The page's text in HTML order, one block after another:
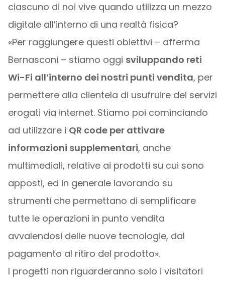
ciascuno di noi vive quando utilizza un mezzo
digitale all’interno di una realtà fisica?
«Per raggiungere questi obiettivi – afferma
Bernasconi – stiamo oggi sviluppando reti
Wi-Fi all’interno dei nostri punti vendita, per
permettere alla clientela di usufruire dei servizi
erogati via internet. Stiamo poi cominciando
ad utilizzare i QR code per attivare
informazioni supplementari, anche
multimediali, relative ai prodotti su cui sono
apposti, ed in generale lavorando su
strumenti che permettano di semplificare
tutte le operazioni in punto vendita
avvalendosi delle nuove tecnologie, dal
pagamento al ritiro del prodotto».
I progetti non riguarderanno solo i visitatori